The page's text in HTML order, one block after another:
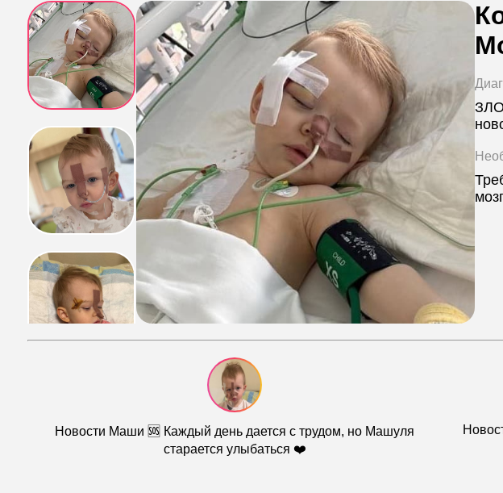
Новости Маши 🆘 Каждый день дается с трудом, но Машуля
старается улыбаться ❤️